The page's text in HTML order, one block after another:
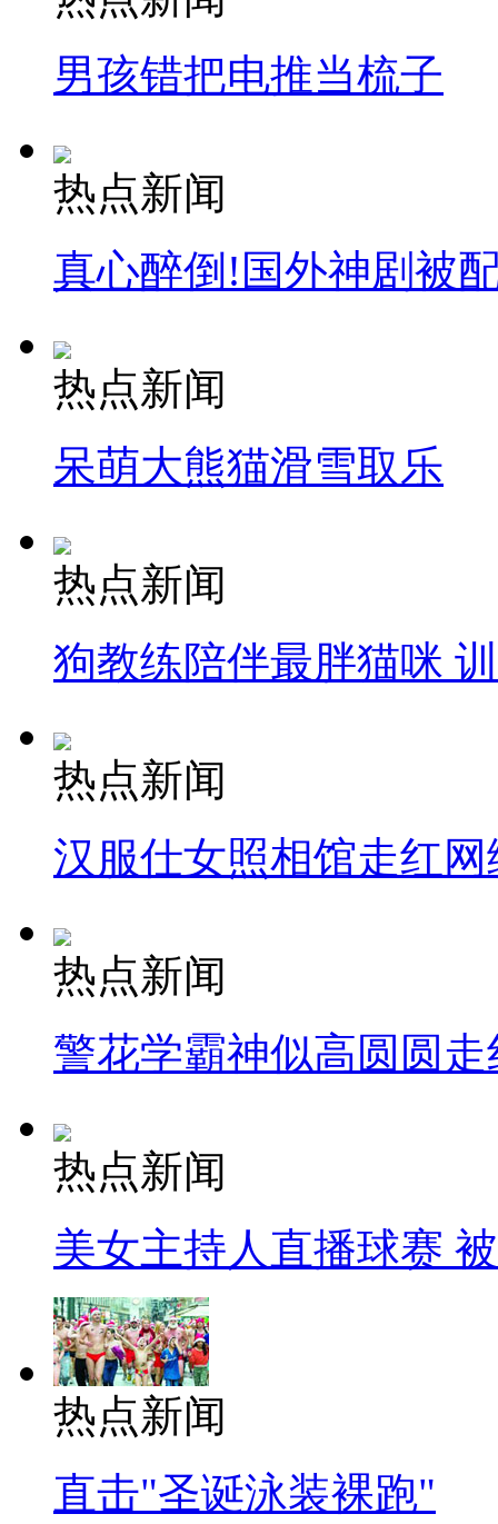
男孩错把电推当梳子
热点新闻
真心醉倒!国外神剧被
热点新闻
呆萌大熊猫滑雪取乐
热点新闻
狗教练陪伴最胖猫咪
热点新闻
汉服仕女照相馆走红网
热点新闻
警花学霸神似高圆圆走
热点新闻
美女主持人直播球赛
热点新闻
直击"圣诞泳装裸跑"